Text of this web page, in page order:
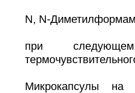
N, N-
при
Микрокапсулы на